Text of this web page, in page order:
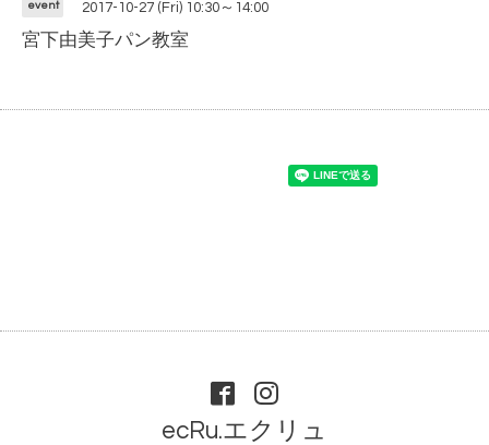
event 2017-10-27 (Fri) 10:30～14:00
宮下由美子パン教室
ecRu.エクリュ